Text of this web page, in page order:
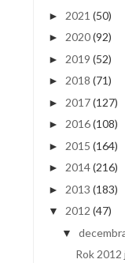
► 2021 (50)
► 2020(92)
► 2019 (52)
► 2018 (71)
► 2017(127)
► 2016(108)
► 2015 (164)
► 2014(216)
► 2013 (183)
▼ 2012 (47)
▼
Rok 2012